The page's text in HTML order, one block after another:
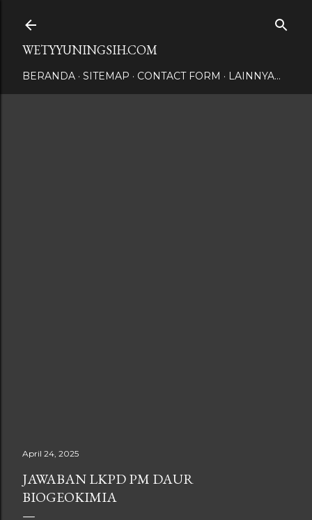
WETYYUNINGSIH.COM
BERANDA SITEMAP CONTACT FORM LAINNYA…
April 24, 2025
JAWABAN LKPD PM DAUR
BIOGEOKIMIA